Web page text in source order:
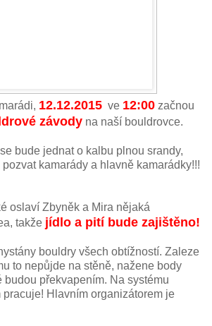
12.12.2015 ve 12:00 začnou
závody na naší bouldrovce.
bude jednat o kalbu plnou srandy,
kamarády a hlavně kamarádky!!!
oslaví Zbyněk a Mira nějaká
takže jídlo a pití bude zajištěno!
bouldry všech obtížností. Zaleze
to nepůjde na stěně, nažene body
budou překvapením. Na systému
pracuje! Hlavním organizátorem je